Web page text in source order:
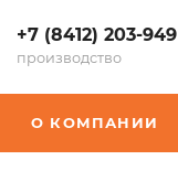
+7 (8412) 203-949
производство
О КОМПАНИИ